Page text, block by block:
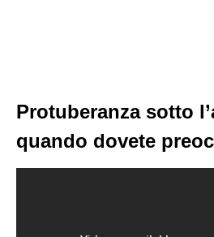
Protuberanza sotto
quando dovete